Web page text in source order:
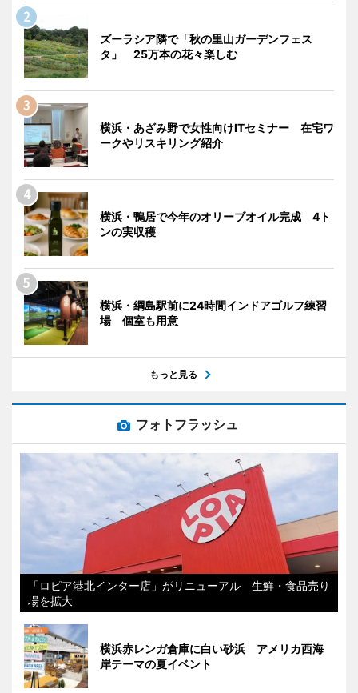
ズーラシア隣で「秋の里山ガーデンフェス
タ」 25万本の花々楽しむ
横浜・あざみ野で女性向けITセミナー 在宅ワ
ークやリスキリング紹介
横浜・鴨居で今年のオリーブオイル完成 4ト
ンの実収穫
横浜・綱島駅前に24時間インドアゴルフ練習
場 個室も用意
もっと見る
フォトフラッシュ
「ロピア港北インター店」がリニューアル 生鮮・食品売り
場を拡大
横浜赤レンガ倉庫に白い砂浜 アメリカ西海
岸テーマの夏イベント